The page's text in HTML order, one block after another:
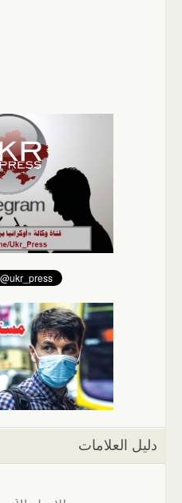
دليل العلامات